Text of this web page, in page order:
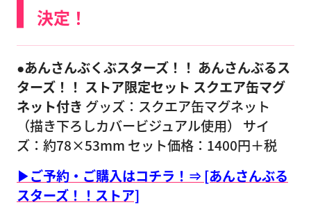
決定！
●あんさんぶくぶスターズ！！ あんさんぶるス
ターズ！！ ストア限定セット スクエア缶マグ
ネット付き グッズ：スクエア缶マグネット
（描き下ろしカバービジュアル使用） サイ
ズ：約78×53mm セット価格：1400円＋税
▶ご予約・ご購入はコチラ！⇒ [あんさんぶる
スターズ！！ストア]